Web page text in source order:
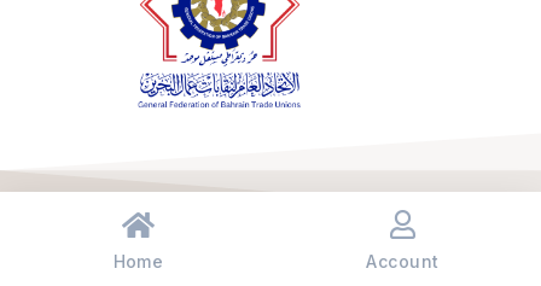
© جميع الحقوق محفوظة اتحاد العام لنقابات عمال البحرين 2023
Home Account